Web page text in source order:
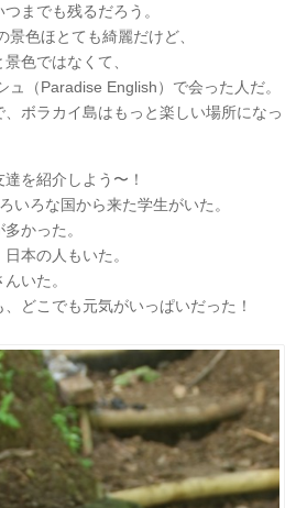
までも残るだろう。
色ほとても綺麗だけど、
色ではなくて、
ュ（Paradise English）で会った人だ。
ボラカイ島はもっと楽しい場所になっ
を紹介しよう〜！
いろな国から来た学生がいた。
かった。
本の人もいた。
いた。
どこでも元気がいっぱいだった！